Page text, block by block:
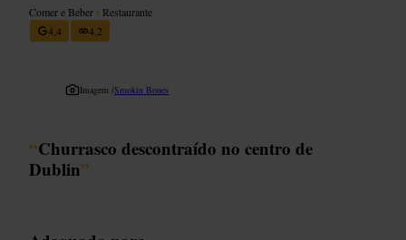
Comer e Beber • Restaurante
4,4
4,2
Imagem /Smokin Bones
“Churrasco descontraído no centro de
Dublin”